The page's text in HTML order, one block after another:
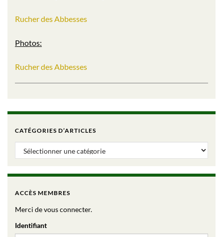
Rucher des Abbesses
Photos:
Rucher des Abbesses
CATÉGORIES D’ARTICLES
Catégories d’articles
ACCÈS MEMBRES
Merci de vous connecter.
Identifiant